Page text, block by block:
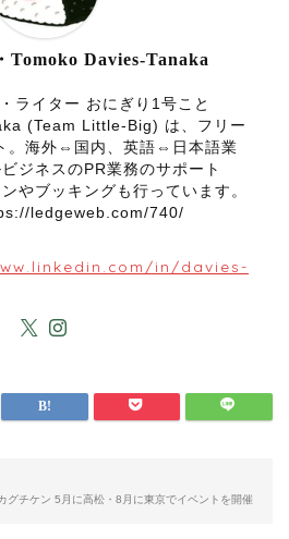
Tomoko Davies-Tanaka
ライター おにぎり1号こと
(Team Little-Big) は、フリー
。海外⇔国内、英語⇔日本語業
ジネスのPR業務のサポート
やブッキングも行っています。
ledgeweb.com/740/
in/davies-
グチケン 5月に高松・8月に東京でイベントを開催